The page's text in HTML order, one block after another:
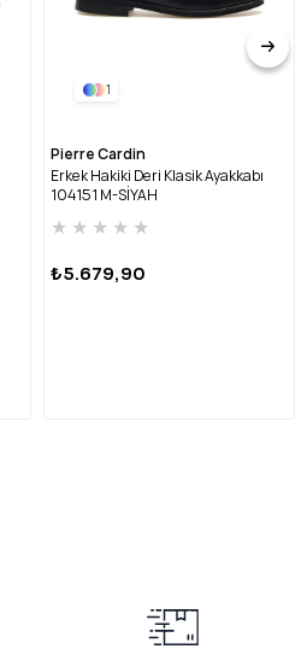
1
Pierre Cardin
Erkek Hakiki Deri Klasik Ayakkabı
104151 M-SİYAH
★ ★ ★ ★ ★
₺5.679,90